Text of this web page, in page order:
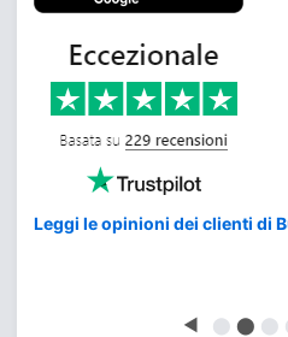
Leggi le opinioni dei clienti di
◀ ⬤ ⬤ ⬤